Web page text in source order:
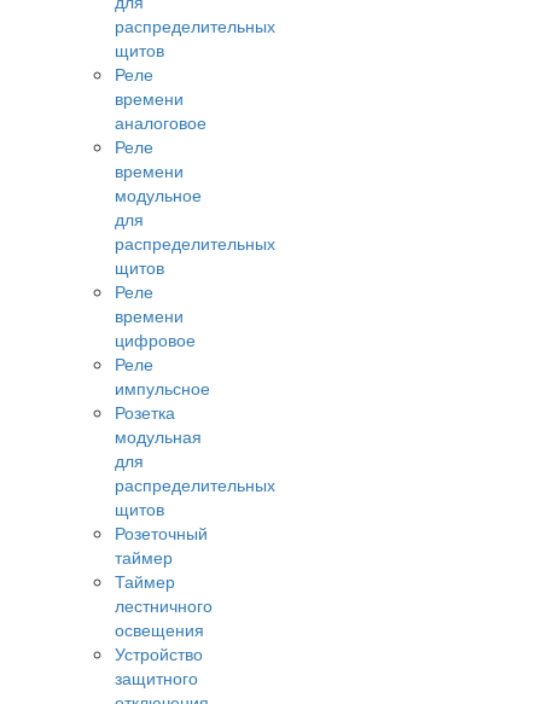
распределительных
щитов
Реле
времени
аналоговое
Реле
времени
модульное
для
распределительных
щитов
Реле
времени
цифровое
Реле
импульсное
Розетка
модульная
для
распределительных
щитов
Розеточный
таймер
Таймер
лестничного
освещения
Устройство
защитного